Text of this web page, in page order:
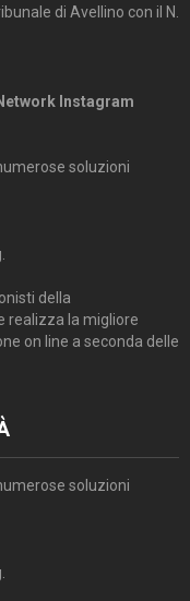
di Avellino con il N.
Instagram
soluzioni
della
realizza la migliore
on line a seconda delle
soluzioni